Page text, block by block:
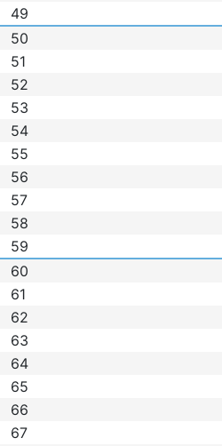
49
50
51
52
53
54
55
56
57
58
59
60
61
62
63
64
65
66
67